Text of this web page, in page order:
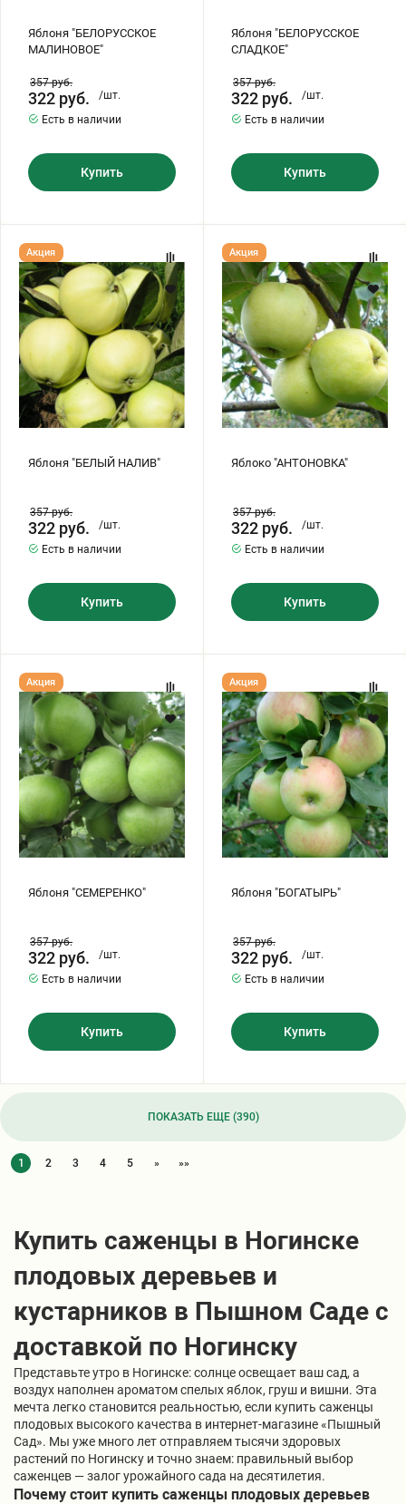
Яблоня "БЕЛОРУССКОЕ
МАЛИНОВОЕ"
357руб.
322 руб.
/шт.
Есть в наличии
Купить
Яблоня "БЕЛОРУССКОЕ
СЛАДКОЕ"
357руб.
322 руб.
/шт.
Есть в наличии
Купить
Яблоня
"БЕЛЫЙ
НАЛИВ"
Яблоня "БЕЛЫЙ НАЛИВ"
Акция
357руб.
322 руб.
/шт.
Есть в наличии
Купить
Яблоко
"АНТОНОВКА"
Яблоко "АНТОНОВКА"
Акция
357руб.
322 руб.
/шт.
Есть в наличии
Купить
Яблоня
"СЕМЕРЕНКО"
Яблоня "СЕМЕРЕНКО"
Акция
357руб.
322 руб.
/шт.
Есть в наличии
Купить
Яблоня
"БОГАТЫРЬ"
Яблоня "БОГАТЫРЬ"
Акция
357руб.
322 руб.
/шт.
Есть в наличии
Купить
ПОКАЗАТЬ ЕЩЕ (390)
1 2 3 4 5 » »»
Купить саженцы в Ногинске
плодовых деревьев и
кустарников в Пышном Саде с
доставкой по Ногинску
Представьте утро в Ногинске: солнце освещает ваш сад, а
воздух наполнен ароматом спелых яблок, груш и вишни. Эта
мечта легко становится реальностью, если купить саженцы
плодовых высокого качества в интернет-магазине «Пышный
Сад». Мы уже много лет отправляем тысячи здоровых
растений по Ногинску и точно знаем: правильный выбор
саженцев — залог урожайного сада на десятилетия.
Почему стоит купить саженцы плодовых деревьев